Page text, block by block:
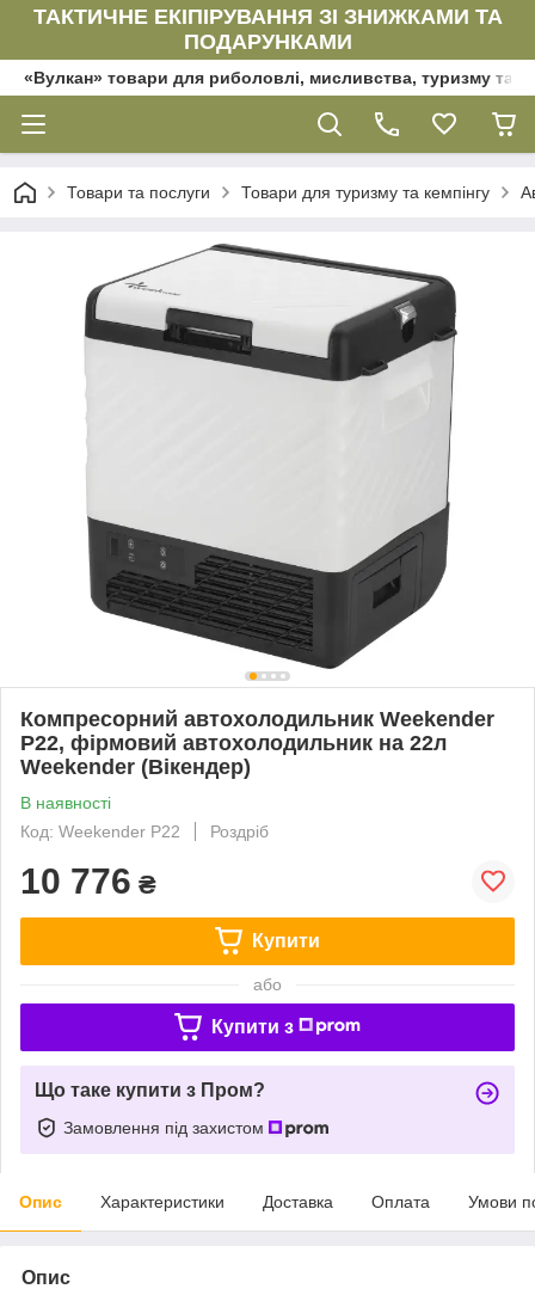
ТАКТИЧНЕ ЕКІПІРУВАННЯ ЗІ ЗНИЖКАМИ ТА
ПОДАРУНКАМИ
«Вулкан» товари для риболовлі, мисливства, туризму та
Товари та послуги Товари для туризму та кемпінгу
Компресорний автохолодильник Weekender
P22, фірмовий автохолодильник на 22л
Weekender (Вікендер)
В наявності
Код: Weekender P22
Роздріб
10 776 ₴
Купити
або
Купити з
Що таке купити з Пром?
Замовлення під захистом
Опис Характеристики Доставка Оплата Умови
Опис